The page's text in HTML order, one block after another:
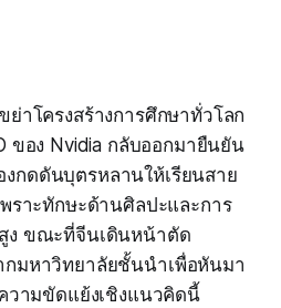
ย่าโครงสร้างการศึกษาทั่วโลก
ของ Nvidia กลับออกมายืนยัน
กดดันบุตรหลานให้เรียนสาย
ราะทักษะด้านศิลปะและการ
ง ขณะที่จีนเดินหน้าตัด
กมหาวิทยาลัยชั้นนำเพื่อหันมา
วามขัดแย้งเชิงแนวคิดนี้